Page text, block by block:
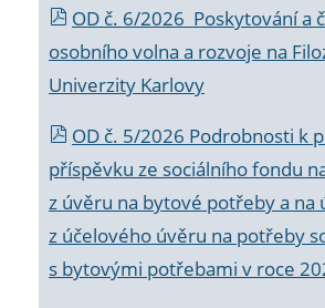
OD č. 6/2026 Poskytování a
osobního volna a rozvoje na
Univerzity Karlovy
OD č. 5/2026 Podrobnosti k
příspěvku ze sociálního fondu
z úvěru na bytové potřeby a na
z účelového úvěru na potřeby
s bytovými potřebami v roce